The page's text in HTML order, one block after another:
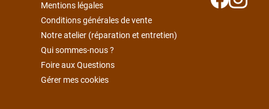
Mentions légales
Conditions générales de vente
Notre atelier (réparation et entretien)
Qui sommes-nous ?
Foire aux Questions
Gérer mes cookies